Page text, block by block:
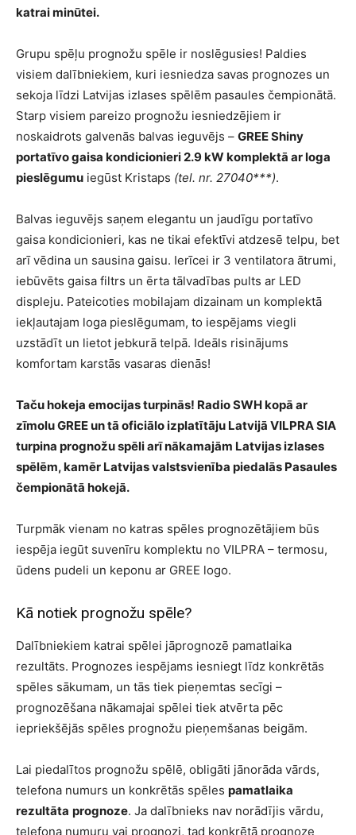
katrai minūtei.
Grupu spēļu prognožu spēle ir noslēgusies! Paldies
visiem dalībniekiem, kuri iesniedza savas prognozes un
sekoja līdzi Latvijas izlases spēlēm pasaules čempionātā.
Starp visiem pareizo prognožu iesniedzējiem ir
noskaidrots galvenās balvas ieguvējs – GREE Shiny
portatīvo gaisa kondicionieri 2.9 kW komplektā ar loga
pieslēgumu iegūst Kristaps (tel. nr. 27040***).
Balvas ieguvējs saņem elegantu un jaudīgu portatīvo
gaisa kondicionieri, kas ne tikai efektīvi atdzesē telpu, bet
arī vēdina un sausina gaisu. Ierīcei ir 3 ventilatora ātrumi,
iebūvēts gaisa filtrs un ērta tālvadības pults ar LED
displeju. Pateicoties mobilajam dizainam un komplektā
iekļautajam loga pieslēgumam, to iespējams viegli
uzstādīt un lietot jebkurā telpā. Ideāls risinājums
komfortam karstās vasaras dienās!
Taču hokeja emocijas turpinās! Radio SWH kopā ar
zīmolu GREE un tā oficiālo izplatītāju Latvijā VILPRA SIA
turpina prognožu spēli arī nākamajām Latvijas izlases
spēlēm, kamēr Latvijas valstsvienība piedalās Pasaules
čempionātā hokejā.
Turpmāk vienam no katras spēles prognozētājiem būs
iespēja iegūt suvenīru komplektu no VILPRA – termosu,
ūdens pudeli un keponu ar GREE logo.
Kā notiek prognožu spēle?
Dalībniekiem katrai spēlei jāprognozē pamatlaika
rezultāts. Prognozes iespējams iesniegt līdz konkrētās
spēles sākumam, un tās tiek pieņemtas secīgi –
prognozēšana nākamajai spēlei tiek atvērta pēc
iepriekšējās spēles prognožu pieņemšanas beigām.
Lai piedalītos prognožu spēlē, obligāti jānorāda vārds,
telefona numurs un konkrētās spēles pamatlaika
rezultāta prognoze. Ja dalībnieks nav norādījis vārdu,
telefona numuru vai prognozi, tad konkrētā prognoze